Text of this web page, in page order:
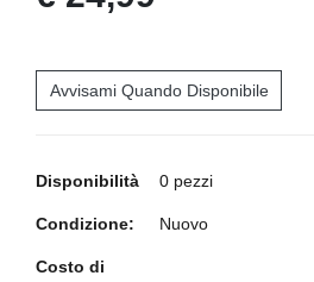
Avvisami Quando Disponibile
Disponibilità 0 pezzi
Condizione: Nuovo
Costo di